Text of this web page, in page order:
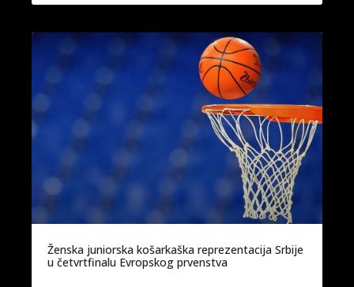
Ženska juniorska košarkaška reprezentacija Srbije
u četvrtfinalu Evropskog prvenstva